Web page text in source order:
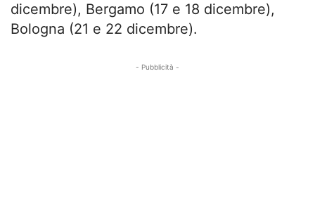
dicembre), Bergamo (17 e 18 dicembre),
Bologna (21 e 22 dicembre).
- Pubblicità -